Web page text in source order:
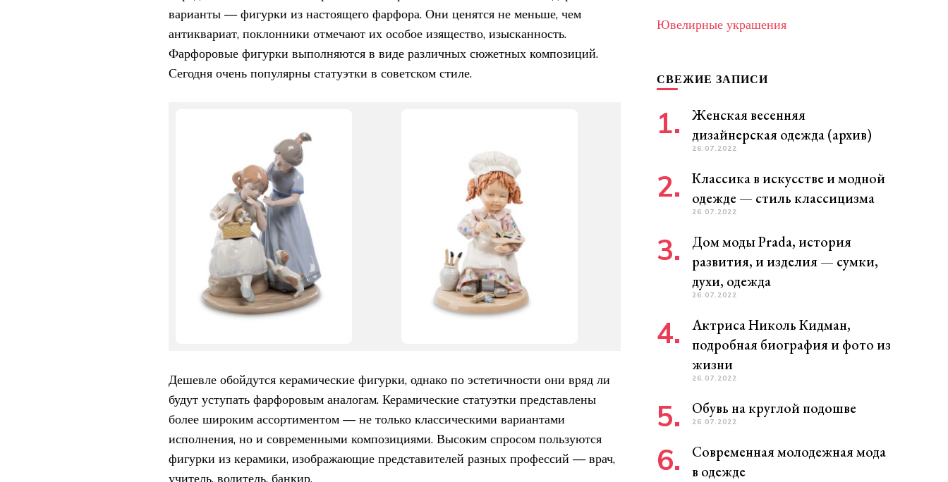
варианты — фигурки из настоящего фарфора. Они ценятся не меньше, чем
антиквариат, поклонники отмечают их особое изящество, изысканность.
Фарфоровые фигурки выполняются в виде различных сюжетных композиций.
Сегодня очень популярны статуэтки в советском стиле.
Дешевле обойдутся керамические фигурки, однако по эстетичности они вряд ли
будут уступать фарфоровым аналогам. Керамические статуэтки представлены
более широким ассортиментом — не только классическими вариантами
исполнения, но и современными композициями. Высоким спросом пользуются
фигурки из керамики, изображающие представителей разных профессий — врач,
учитель, водитель, банкир.
Ювелирные украшения
СВЕЖИЕ ЗАПИСИ
Женская весенняя
дизайнерская одежда (архив)
26.07.2022
Классика в искусстве и модной
одежде — стиль классицизма
26.07.2022
Дом моды Prada, история
развития, и изделия — сумки,
духи, одежда
26.07.2022
Актриса Николь Кидман,
подробная биография и фото из
жизни
26.07.2022
Обувь на круглой подошве
26.07.2022
Современная молодежная мода
в одежде